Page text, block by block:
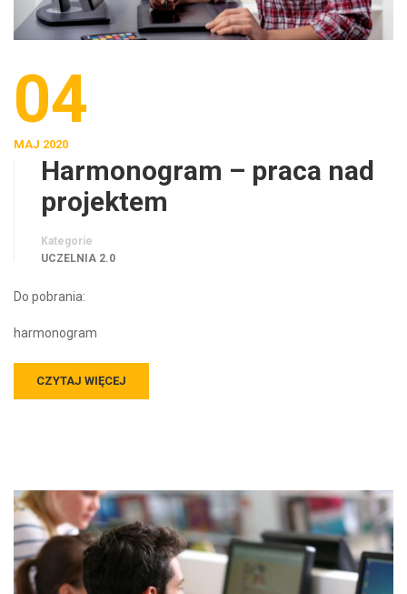
04
MAJ 2020
Harmonogram – praca nad
projektem
Kategorie
UCZELNIA 2.0
Do pobrania:
harmonogram
CZYTAJ WIĘCEJ